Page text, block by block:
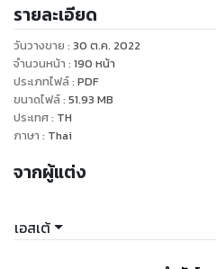
บำเรอของเขาเพื่อแลกกับการใช้ห
“โอ๊ะ....อ๊ะ...” เธอยื่นลงไปกุมข้อมือข
“ไม่เอาค่ะ เฮียเอก”
“หนูแจ่มเป็นของเฮียนะ” ใบหน้าหล่
ประชิดแล้วประทับริมฝีปาก สอดลิ้น
นิ้วที่ลูบไล้บดบี้จนเธอต้องหลับตาพ
แจ่มใสส่ายสะโพกไปตามการตะโ
รายละเอียด
วันวางขาย : 30 ต.ค. 2022
จำนวนหน้า : 190 หน้า
ประเภทไฟล์: PDF
ขนาดไฟล์: 51.93 MB
ประเทศ: TH
ภาษา : Thai
จากผู้แต่ง
เอสเต้